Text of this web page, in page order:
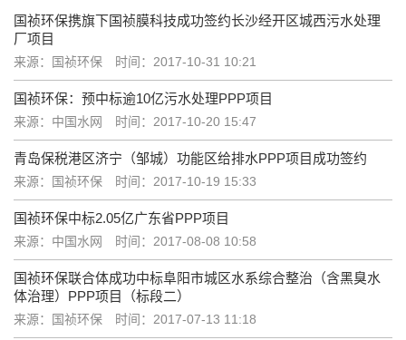
国祯环保携旗下国祯膜科技成功签约长沙经开区城西污水处理
厂项目
来源：国祯环保 时间：2017-10-31 10:21
国祯环保：预中标逾10亿污水处理PPP项目
来源：中国水网 时间：2017-10-20 15:47
青岛保税港区济宁（邹城）功能区给排水PPP项目成功签约
来源：国祯环保 时间：2017-10-19 15:33
国祯环保中标2.05亿广东省PPP项目
来源：中国水网 时间：2017-08-08 10:58
国祯环保联合体成功中标阜阳市城区水系综合整治（含黑臭水
体治理）PPP项目（标段二）
来源：国祯环保 时间：2017-07-13 11:18